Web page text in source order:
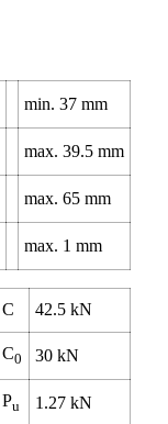
min. 37mm
max. 39.5mm
max. 65mm
max. 1mm
C 42.5kN
C0 30kN
Pu 1.27kN